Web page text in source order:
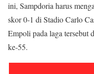
ini, Sampdoria harus
skor 0-1 di Stadio Carlo
Empoli pada laga tersebut
ke-55.